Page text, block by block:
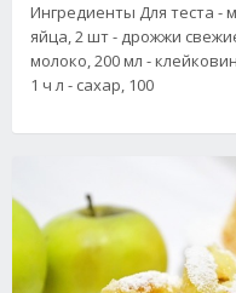
Ингредиенты Для теста -
яйца, 2 шт - дрожжи
молоко, 200 мл -
1 ч л - сахар, 100